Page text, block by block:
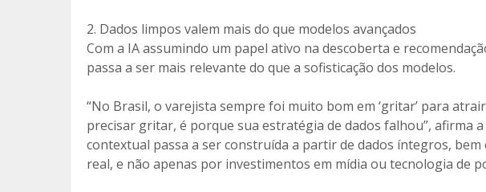
2. Dados limpos valem mais do que modelos avançados
Com a IA assumindo um papel ativo na descoberta e
passa a ser mais relevante do que a sofisticação dos modelos.
“No Brasil, o varejista sempre foi muito bom em ‘gritar’ para
precisar gritar, é porque sua estratégia de dados falhou”, afirma
contextual passa a ser construída a partir de dados íntegros,
real, e não apenas por investimentos em mídia ou tecnologia de